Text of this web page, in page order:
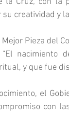
su creatividad y
Pieza del
nacimiento
y que fue
el
con